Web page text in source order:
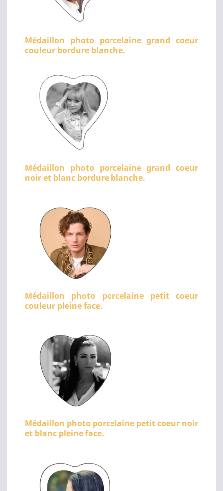
Médaillon photo porcelaine grand coeur
couleur bordure blanche.
Médaillon photo porcelaine grand coeur
noir et blanc bordure blanche.
Médaillon photo porcelaine petit coeur
couleur pleine face.
Médaillon photo porcelaine petit coeur noir
et blanc pleine face.